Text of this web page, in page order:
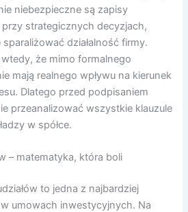
niebezpieczne są zapisy
strategicznych decyzjach,
działalność firmy.
wtedy, że mimo formalnego
mają realnego wpływu na kierunek
Dlatego przed podpisaniem
przeanalizować wszystkie klauzule
w spółce.
– matematyka, która boli
to jedna z najbardziej
umowach inwestycyjnych. Na